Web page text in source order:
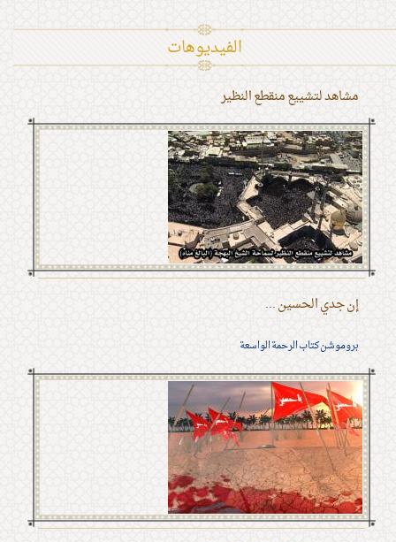
الفیدیوهات
مشاهد لتشييع منقطع النظير
إن جدي الحسين ...
بروموشن كتاب الرحمة الواسعة